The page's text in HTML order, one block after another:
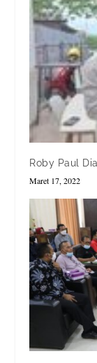
Roby Paul
Maret 17, 2022